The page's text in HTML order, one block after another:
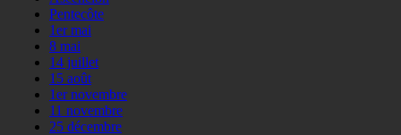
Pentecôte
1er mai
8 mai
14 juillet
15 août
1er novembre
11 novembre
25 décembre